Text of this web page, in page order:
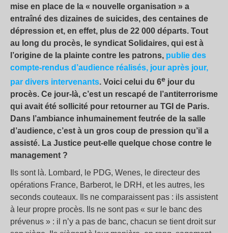
mise en place de la « nouvelle organisation » a
entraîné des dizaines de suicides, des centaines de
dépression et, en effet, plus de 22 000 départs. Tout
au long du procès, le syndicat Solidaires, qui est à
l’origine de la plainte contre les patrons, publie des
compte-rendus d’audience réalisés, jour après jour,
par divers intervenants. Voici celui du 6e jour du
procès. Ce jour-là, c’est un rescapé de l’antiterrorisme
qui avait été sollicité pour retourner au TGI de Paris.
Dans l’ambiance inhumainement feutrée de la salle
d’audience, c’est à un gros coup de pression qu’il a
assisté. La Justice peut-elle quelque chose contre le
management ?
Ils sont là. Lombard, le PDG, Wenes, le directeur des
opérations France, Barberot, le DRH, et les autres, les
seconds couteaux. Ils ne comparaissent pas : ils assistent
à leur propre procès. Ils ne sont pas « sur le banc des
prévenus » : il n’y a pas de banc, chacun se tient droit sur